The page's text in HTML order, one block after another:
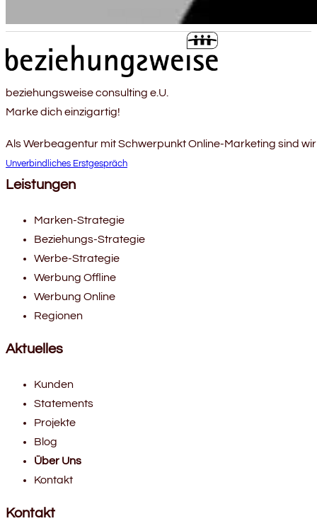
beziehungsweise consulting e.U.
Marke dich einzigartig!
Als Werbeagentur mit Schwerpunkt Online-Marketing sind
Unverbindliches Erstgespräch
Leistungen
Marken-Strategie
Beziehungs-Strategie
Werbe-Strategie
Werbung Offline
Werbung Online
Regionen
Aktuelles
Kunden
Statements
Projekte
Blog
Über Uns
Kontakt
Kontakt